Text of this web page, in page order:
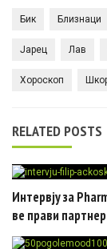
Бик Близнаци
Јарец Лав
Хороскоп
RELATED POSTS
Интервју за
ве прави